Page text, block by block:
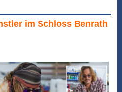
im Schloss Benrath